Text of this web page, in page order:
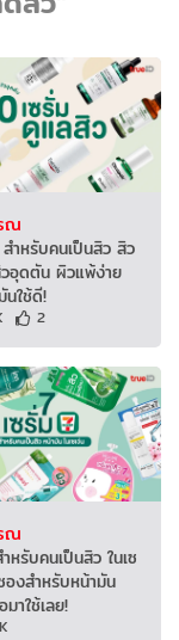
ณ
ำหรับคนเป็นสิว สิว
อุดตัน ผิวแพ้ง่าย
นใช้ดี!
2
ณ
หรับคนเป็นสิว ในเซ
องสำหรับหน้ามัน
าใช้เลย!